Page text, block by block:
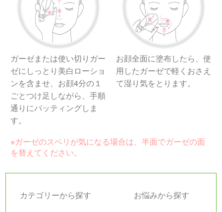
ガーゼまたは使い切りガー
ゼにしっとり美白ローショ
ンを含ませ、お顔4分の１
ごとつけ足しながら、手順
通りにパッティングしま
す。
お顔全面に塗布したら、使
用したガーゼで軽くおさえ
て湿り気をとります。
※ガーゼのスベリが気になる場合は、半面でガーゼの面
を替えてください。
カテゴリーから探す お悩みから探す